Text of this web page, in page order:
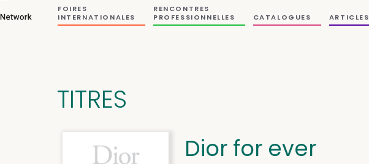
FOIRES
INTERNATIONALES
RENCONTRES
PROFESSIONNELLES
CATALOGUES ARTICLES
TITRES
Dior for ever